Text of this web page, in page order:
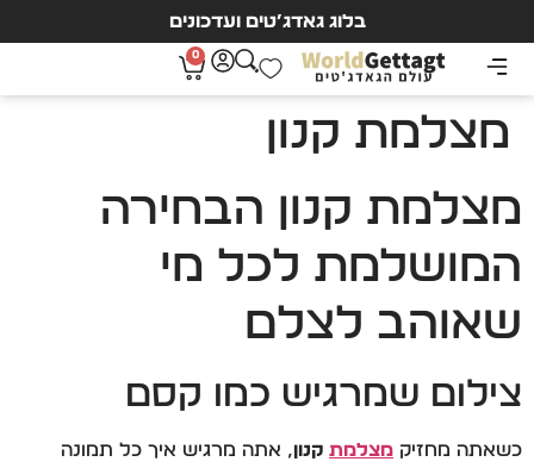
בלוג גאדג’טים ועדכונים
0
מצלמת קנון
מצלמת קנון הבחירה
המושלמת לכל מי
שאוהב לצלם
צילום שמרגיש כמו קסם
כשאתה מחזיק מצלמת קנון, אתה מרגיש איך כל תמונה